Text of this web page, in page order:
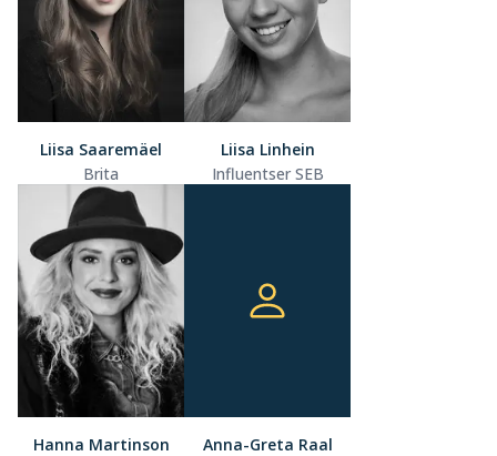
Liisa Saaremäel
Brita
Liisa Linhein
Influentser SEB
Hanna Martinson
Anna-Greta Raal